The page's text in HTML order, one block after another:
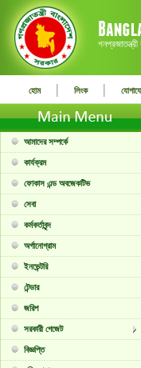
গনপ্রজাতন্ত্রী
হোম | লিংক |
আমাদের সম্পর্কে
কার্যক্রম
ফোকাস এন্ড অবজেকটিভ
সেবা
কর্মকর্তাবৃন্দ
অর্গানোগ্রাম
ইনভেন্টরি
টেন্ডার
জরিপ
সরকারী গেজেট
বিজ্ঞপ্তি